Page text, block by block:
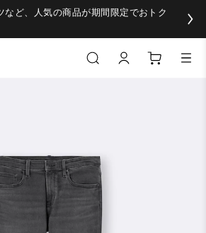
など、人気の商品が期間限定でおトク